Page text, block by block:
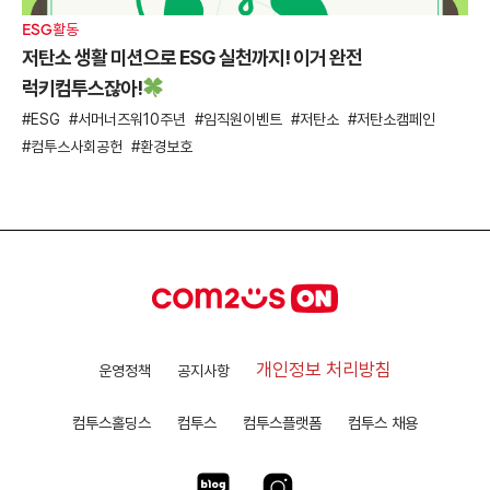
ESG활동
저탄소 생활 미션으로 ESG 실천까지! 이거 완전
럭키컴투스잖아!
ESG 서머너즈워10주년 임직원이벤트 저탄소
저탄소캠페인
컴투스사회공헌
환경보호
운영정책 공지사항 개인정보 처리방침
컴투스홀딩스 컴투스 컴투스플랫폼 컴투스 채용